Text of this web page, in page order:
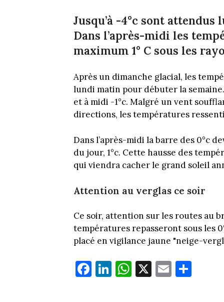
Jusqu’à -4°c sont
Dans l’après-midi les
maximum 1° C sous les
Après un dimanche glacial, les
lundi matin pour débuter la
et à midi -1°c. Malgré un vent
directions, les températures
Dans l’après-midi la barre des 0°c
du jour, 1°c. Cette hausse des
qui viendra cacher le grand soleil
Attention au verglas ce soir
Ce soir, attention sur les routes au
températures repasseront sous les
placé en vigilance jaune "neige-
Fa
ce
Li
nk
W
ha
X E
m